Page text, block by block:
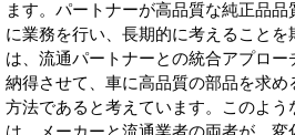
ます。パートナーが高品質な純正品
に業務を行い、長期的に考えること
は、流通パートナーとの統合アプロ
納得させて、車に高品質の部品を求
方法であると考えています。このよ